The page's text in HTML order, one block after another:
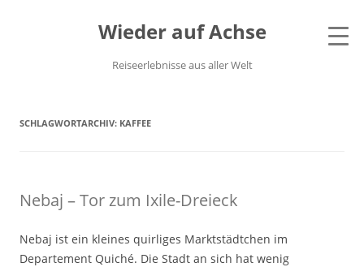
Wieder auf Achse
Reiseerlebnisse aus aller Welt
SCHLAGWORTARCHIV: KAFFEE
Nebaj – Tor zum Ixile-Dreieck
Nebaj ist ein kleines quirliges Marktstädtchen im
Departement Quiché. Die Stadt an sich hat wenig